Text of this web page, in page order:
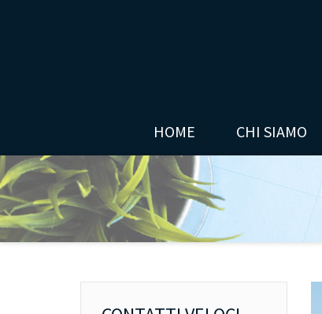
HOME CHI SIAMO